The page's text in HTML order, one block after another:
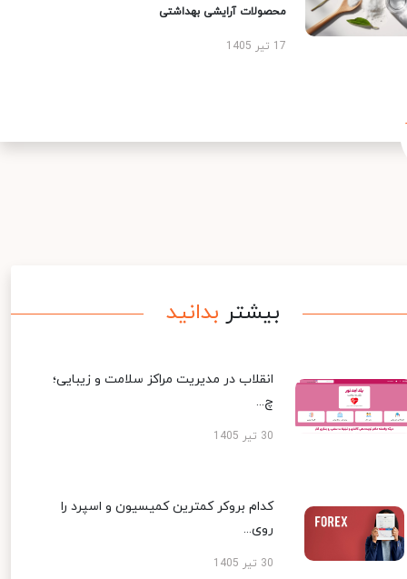
محصولات آرایشی بهداشتی
17 تیر 1405
بیشتر بدانید
انقلاب در مدیریت مراکز سلامت و زیبایی؛
چ...
30 تیر 1405
کدام بروکر کمترین کمیسیون و اسپرد را
روی...
30 تیر 1405